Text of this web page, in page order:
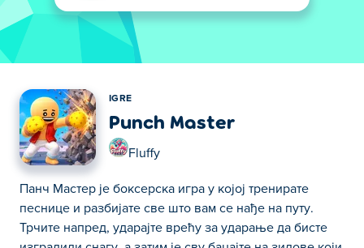
IGRE
Punch Master
Fluffy
Панч Мастер је боксерска игра у којој тренирате
песнице и разбијате све што вам се нађе на путу.
Трчите напред, ударајте врећу за ударање да бисте